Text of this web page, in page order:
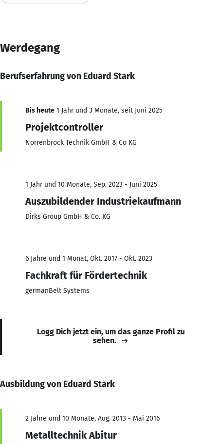
Werdegang
Berufserfahrung von Eduard Stark
Bis heute 1 Jahr und 3 Monate, seit Juni 2025
Projektcontroller
Norrenbrock Technik GmbH & Co KG
1 Jahr und 10 Monate, Sep. 2023 - Juni 2025
Auszubildender Industriekaufmann
Dirks Group GmbH & Co. KG
6 Jahre und 1 Monat, Okt. 2017 - Okt. 2023
Fachkraft für Fördertechnik
germanBelt Systems
Logg Dich jetzt ein, um das ganze Profil zu
sehen.
Ausbildung von Eduard Stark
2 Jahre und 10 Monate, Aug. 2013 - Mai 2016
Metalltechnik Abitur